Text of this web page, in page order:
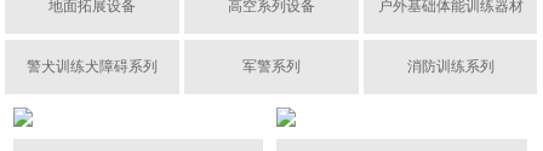
地面拓展设备 高空系列设备 户外基础体能训练器材
警犬训练犬障碍系列 军警系列 消防训练系列